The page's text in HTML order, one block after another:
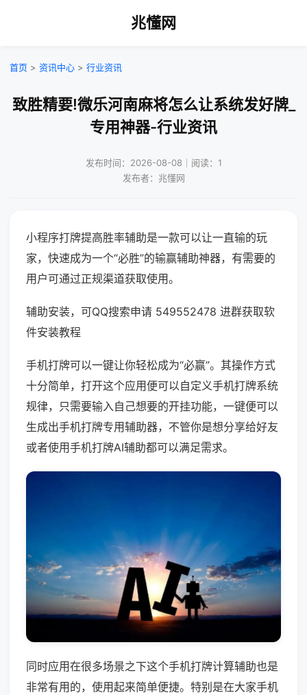
兆懂网
首页 > 资讯中心 > 行业资讯
致胜精要!微乐河南麻将怎么让系统发好牌_
专用神器-行业资讯
发布时间：2026-08-08｜阅读：1
发布者：兆懂网
小程序打牌提高胜率辅助是一款可以让一直输的玩
家，快速成为一个“必胜”的输赢辅助神器，有需要的
用户可通过正规渠道获取使用。
辅助安装，可QQ搜索申请 549552478 进群获取软
件安装教程
手机打牌可以一键让你轻松成为“必赢”。其操作方式
十分简单，打开这个应用便可以自定义手机打牌系统
规律，只需要输入自己想要的开挂功能，一键便可以
生成出手机打牌专用辅助器，不管你是想分享给好友
或者使用手机打牌AI辅助都可以满足需求。
同时应用在很多场景之下这个手机打牌计算辅助也是
非常有用的，使用起来简单便捷。特别是在大家手机